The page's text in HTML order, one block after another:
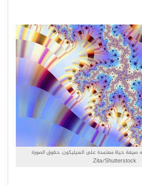
صيغة حياة معتمدة على السيليكون. حقوق الصورة:
Zita/Shutterstock